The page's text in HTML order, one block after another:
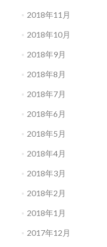
2018年11月
2018年10月
2018年9月
2018年8月
2018年7月
2018年6月
2018年5月
2018年4月
2018年3月
2018年2月
2018年1月
2017年12月